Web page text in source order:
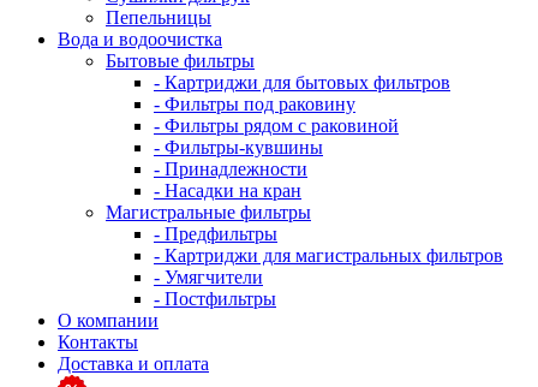
Пепельницы
Вода и водоочистка
Бытовые фильтры
- Картриджи для бытовых фильтров
- Фильтры под раковину
- Фильтры рядом с раковиной
- Фильтры-кувшины
- Принадлежности
- Насадки на кран
Магистральные фильтры
- Предфильтры
- Картриджи для магистральных фильтров
- Умягчители
- Постфильтры
О компании
Контакты
Доставка и оплата